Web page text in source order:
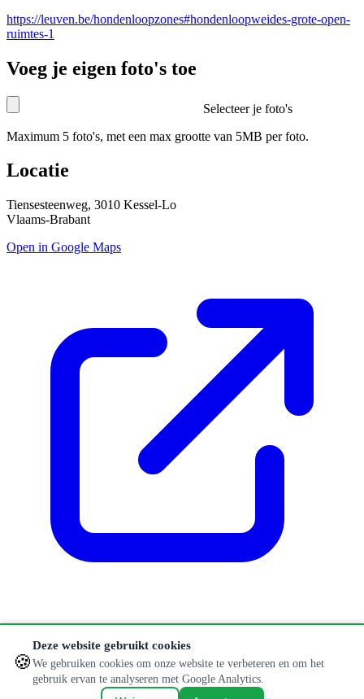
https://leuven.be/hondenloopzones#hondenloopweides-grote-open-
ruimtes-1
Voeg je eigen foto's toe
Selecteer je foto's
Maximum 5 foto's, met een max grootte van 5MB per foto.
Locatie
Tiensesteenweg, 3010 Kessel-Lo
Vlaams-Brabant
Open in Google Maps
Klopt er iets niet of is informatie verouderd?
Aanpassing doorgeven
© 2026 Hondenlosloopweides. Alle rechten voorbehouden.
🍪
Deze website gebruikt cookies
We gebruiken cookies om onze website te verbeteren en om het
gebruik ervan te analyseren met Google Analytics.